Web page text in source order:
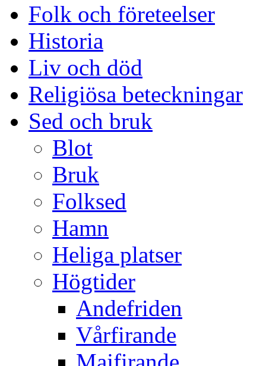
Folk och företeelser
Historia
Liv och död
Religiösa beteckningar
Sed och bruk
Blot
Bruk
Folksed
Hamn
Heliga platser
Högtider
Andefriden
Vårfirande